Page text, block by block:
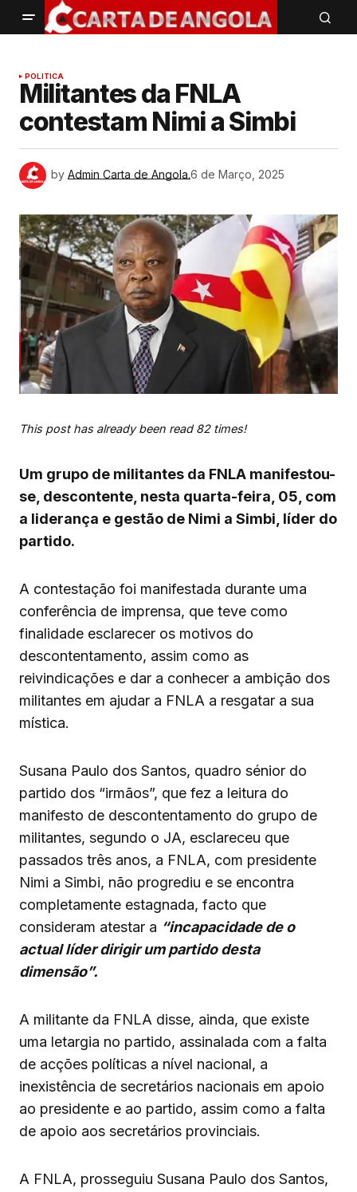
POLITICA
Militantes da FNLA
contestam Nimi a Simbi
by Admin Carta de Angola.6 de Março, 2025
This post has already been read 82 times!
Um grupo de militantes da FNLA manifestou-
se, descontente, nesta quarta-feira, 05, com
a liderança e gestão de Nimi a Simbi, líder do
partido.
A contestação foi manifestada durante uma
conferência de imprensa, que teve como
finalidade esclarecer os motivos do
descontentamento, assim como as
reivindicações e dar a conhecer a ambição dos
militantes em ajudar a FNLA a resgatar a sua
mística.
Susana Paulo dos Santos, quadro sénior do
partido dos “irmãos”, que fez a leitura do
manifesto de descontentamento do grupo de
militantes, segundo o JA, esclareceu que
passados três anos, a FNLA, com presidente
Nimi a Simbi, não progrediu e se encontra
completamente estagnada, facto que
consideram atestar a “incapacidade de o
actual líder dirigir um partido desta
dimensão”.
A militante da FNLA disse, ainda, que existe
uma letargia no partido, assinalada com a falta
de acções políticas a nível nacional, a
inexistência de secretários nacionais em apoio
ao presidente e ao partido, assim como a falta
de apoio aos secretários provinciais.
A FNLA, prosseguiu Susana Paulo dos Santos,